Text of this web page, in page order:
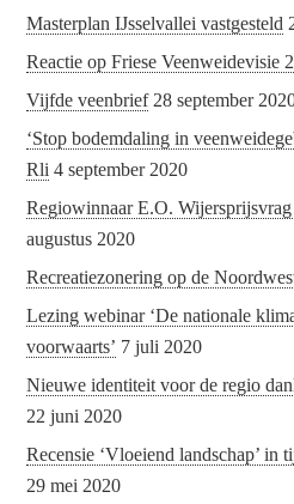
Masterplan IJsselvallei vastgesteld
Reactie op Friese Veenweidevisie
Vijfde veenbrief 28 september
‘Stop bodemdaling in
Rli 4 september 2020
Regiowinnaar E.O. Wijersprijsvrag
augustus 2020
Recreatiezonering op de
Lezing webinar ‘De nationale
voorwaarts’ 7 juli 2020
Nieuwe identiteit voor de regio
22 juni 2020
Recensie ‘Vloeiend landschap’ in
29 mei 2020